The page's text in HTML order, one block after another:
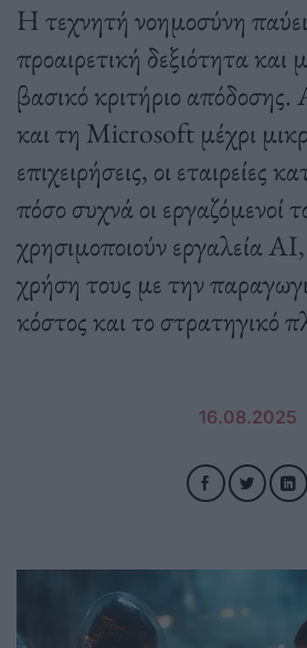
Η τεχνητή νοημοσύνη παύει
προαιρετική δεξιότητα και
βασικό κριτήριο
και τη Microsoft μέχρι
επιχειρήσεις, οι εταιρείες
πόσο συχνά οι εργαζόμενοί
χρησιμοποιούν εργαλεία
χρήση τους με την
κόστος και το στρατηγικό
16.08.2025